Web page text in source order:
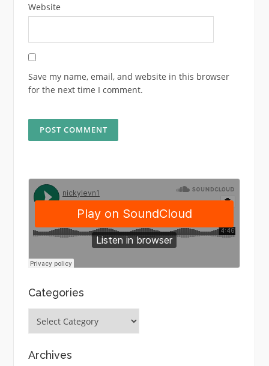
Website
Save my name, email, and website in this browser
for the next time I comment.
Categories
Archives